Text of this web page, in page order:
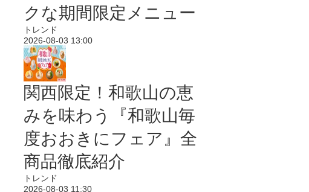
クな期間限定メニュー
トレンド
2026-08-03 13:00
関西限定！和歌山の恵
みを味わう『和歌山毎
度おおきにフェア』全
商品徹底紹介
トレンド
2026-08-03 11:30